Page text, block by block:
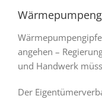
angehen –
und Handwerk
Der